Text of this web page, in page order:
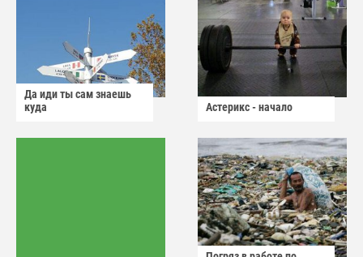
Да иди ты сам знаешь
куда
Астерикс - начало